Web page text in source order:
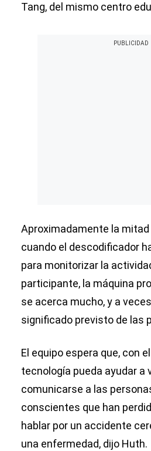
Tang, del mismo centro
Aproximadamente la mitad
cuando el descodificador
para monitorizar la
participante, la máquina
se acerca mucho, y a
significado previsto de las
El equipo espera que, con
tecnología pueda ayudar a
comunicarse a las
conscientes que han
hablar por un accidente
una enfermedad, dijo Huth.